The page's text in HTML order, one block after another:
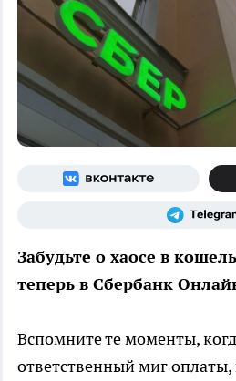
Забудьте о хаосе в
теперь в Сбербанк
Вспомните те моменты,
ответственный миг